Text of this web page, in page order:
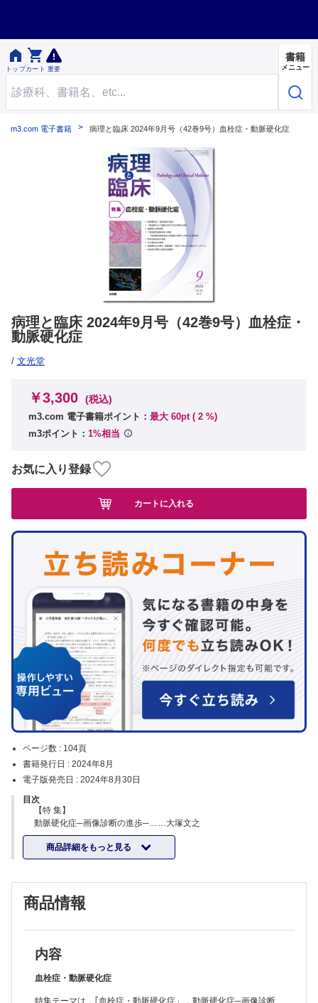

トップ

カート 重要
書籍
メニュー
m3.com 電子書籍 病理と臨床 2024年9月号（42巻9号）血栓症・動脈硬化症
病理と臨床 2024年9月号（42巻9号）血栓症・
動脈硬化症
/ 文光堂
ページ数 : 104頁
書籍発行日 : 2024年8月
電子版発売日 : 2024年8月30日
目次
【特 集】
動脈硬化症─画像診断の進歩─……大塚文之
下肢動脈および静脈の血行不全の病態と治療……星野祐二
脳梗塞と血管病理……大谷知之 他
下肢閉塞性動脈疾患の病理─下肢閉塞性動脈疾患の切断肢の解析より得
羊水塞栓症の病理……若狹朋子 他
動脈硬化症の発生・進展機序―炎症との関わりと最近のアップデート
【連 載】
マクロクイズ［185］
近藤篤史 他
商品詳細をもっと見る
￥3,300 (税込)
m3.com 電子書籍ポイント： 最大 60pt ( 2 %)
m3ポイント： 1%相当
お気に入り登録
カートに入れる
商品情報
内容
血栓症・動脈硬化症